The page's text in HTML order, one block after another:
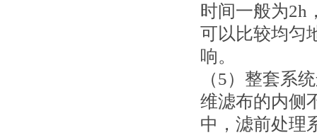
时间一般为2h
可以比较均匀
响。
（5）整套系
维滤布的内侧
中，滤前处理